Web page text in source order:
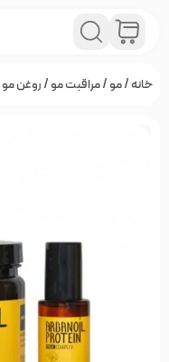
خانه/مو/مراقبت مو/روغن مو